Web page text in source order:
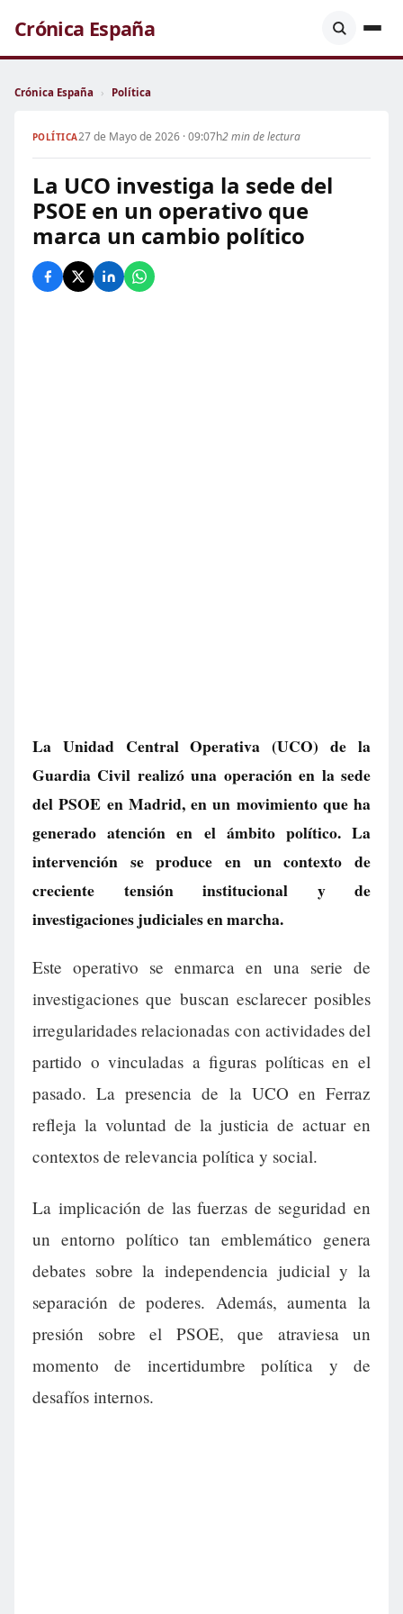
Crónica España
Crónica España › Política
POLÍTICA27 de Mayo de 2026 · 09:07h2 min de lectura
La UCO investiga la sede del
PSOE en un operativo que
marca un cambio político
La Unidad Central Operativa (UCO) de la
Guardia Civil realizó una operación en la sede
del PSOE en Madrid, en un movimiento que ha
generado atención en el ámbito político. La
intervención se produce en un contexto de
creciente tensión institucional y de
investigaciones judiciales en marcha.
Este operativo se enmarca en una serie de
investigaciones que buscan esclarecer posibles
irregularidades relacionadas con actividades del
partido o vinculadas a figuras políticas en el
pasado. La presencia de la UCO en Ferraz
refleja la voluntad de la justicia de actuar en
contextos de relevancia política y social.
La implicación de las fuerzas de seguridad en
un entorno político tan emblemático genera
debates sobre la independencia judicial y la
separación de poderes. Además, aumenta la
presión sobre el PSOE, que atraviesa un
momento de incertidumbre política y de
desafíos internos.